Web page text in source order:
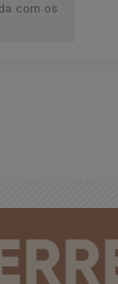
com os